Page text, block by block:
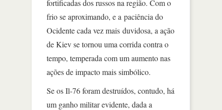
fortificadas dos russos na região. Com o
frio se aproximando, e a paciência do
Ocidente cada vez mais duvidosa, a ação
de Kiev se tornou uma corrida contra o
tempo, temperada com um aumento nas
ações de impacto mais simbólico.
Se os Il-76 foram destruídos, contudo, há
um ganho militar evidente, dada a